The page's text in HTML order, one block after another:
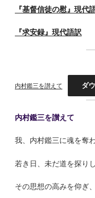
『基督信徒の慰』現代
『求安録』現代語訳
内村鑑三を讃えて ダ
内村鑑三を讃えて
我、内村鑑三に魂を奪
若き日、未だ道を探り
その思想の高みを仰ぎ